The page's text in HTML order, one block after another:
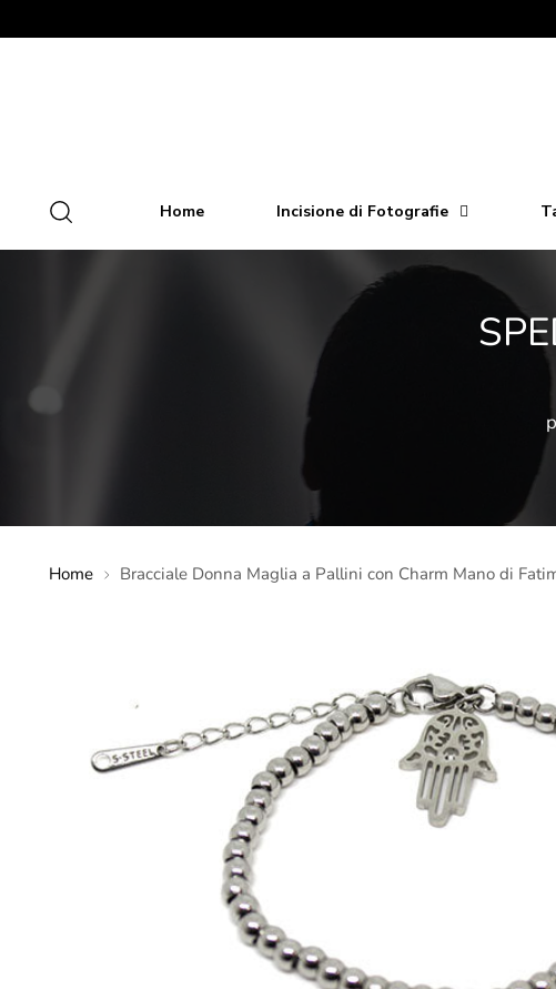
Home Incisione di Fotografie
Home Bracciale Donna Maglia a Pallini con Charm Mano di